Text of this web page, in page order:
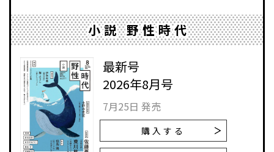
小説 野性時代
最新号
2026年8月号
7月25日 発売
購入する